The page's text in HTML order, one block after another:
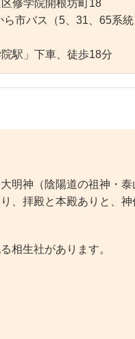
修学院開根坊町18
ら市バス（5、31、65系
下車、徒歩18分
明神（陰陽道の祖神・
、拝殿と本殿ありと、
相生社があります。